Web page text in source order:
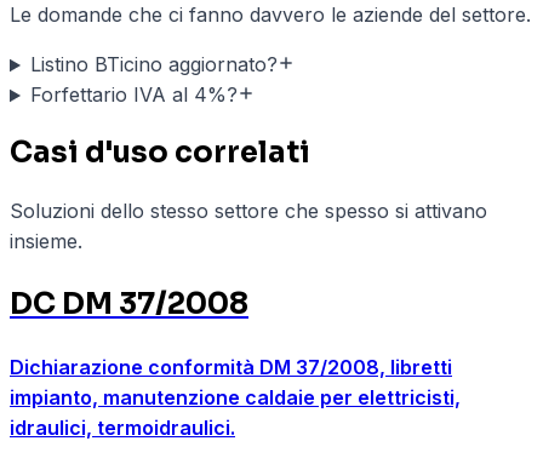
Le domande che ci fanno davvero le aziende del settore.
Listino BTicino aggiornato?
Forfettario IVA al 4%?
Casi d'uso correlati
Soluzioni dello stesso settore che spesso si attivano
insieme.
DC DM 37/2008
Dichiarazione conformità DM 37/2008, libretti
impianto, manutenzione caldaie per elettricisti,
idraulici, termoidraulici.